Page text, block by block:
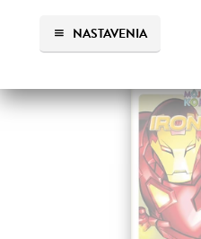
NASTAVENIA
32,90 € ?